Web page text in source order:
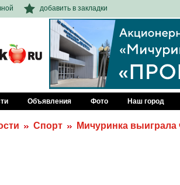
добавить в закладки
Объявления Фото Наш город
Спорт
Мичуринка